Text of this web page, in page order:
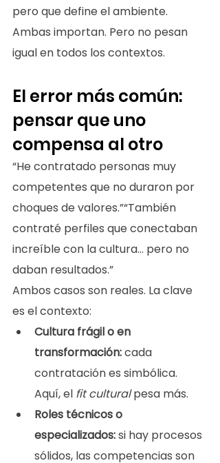
pero que define el ambiente.
Ambas importan. Pero no pesan
igual en todos los contextos.
El error más común:
pensar que uno
compensa al otro
“He contratado personas muy
competentes que no duraron por
choques de valores.”“También
contraté perfiles que conectaban
increíble con la cultura… pero no
daban resultados.”
Ambos casos son reales. La clave
es el contexto:
Cultura frágil o en
transformación: cada
contratación es simbólica.
Aquí, el fit cultural pesa más.
Roles técnicos o
especializados: si hay procesos
sólidos, las competencias son